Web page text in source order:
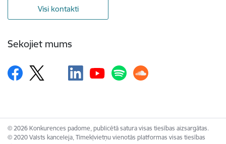
Visi kontakti
Sekojiet mums
© 2026 Konkurences padome, publicētā satura visas tiesības aizsargātas.
© 2020 Valsts kanceleja, Tīmekļvietņu vienotās platformas visas tiesības